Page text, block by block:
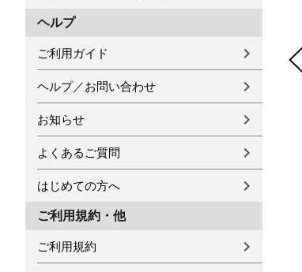
ヘルプ
ご利用ガイド
ヘルプ／お問い合わせ
お知らせ
よくあるご質問
はじめての方へ
ご利用規約・他
ご利用規約